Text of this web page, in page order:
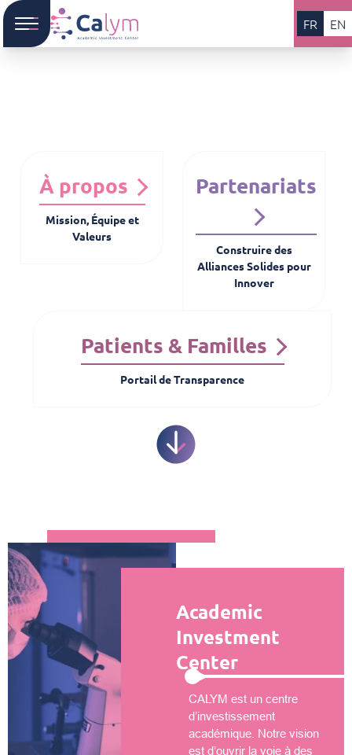
FR EN
À propos
Mission, Équipe et
Valeurs
Partenariats
Construire des
Alliances Solides pour
Innover
Patients & Familles
Portail de Transparence
Academic
Investment
Center
CALYM est un centre
d’investissement
académique. Notre vision
est d’ouvrir la voie à des